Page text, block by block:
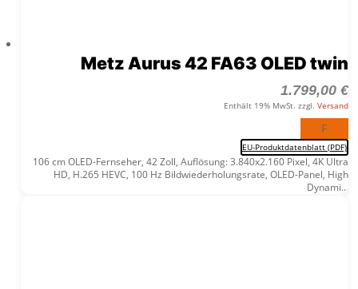
Metz Aurus 42 FA63 OLED twin
1.799,00 €
Enthält 19% MwSt. zzgl. Versand
F
EU-Produktdatenblatt (PDF)
106 cm OLED-Fernseher, 42 Zoll, Auflösung: 3.840x2.160 Pixel, 4K Ultra
HD, H.265 HEVC, 100 Hz Bildwiederholungsrate, OLED-Panel, High
Dynami...